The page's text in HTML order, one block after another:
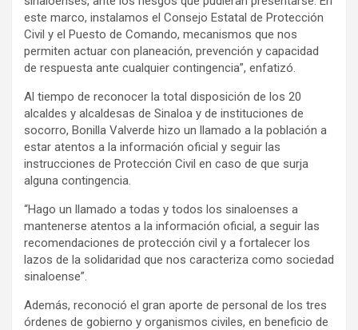
este marco, instalamos el Consejo Estatal de Protección
Civil y el Puesto de Comando, mecanismos que nos
permiten actuar con planeación, prevención y capacidad
de respuesta ante cualquier contingencia”, enfatizó.
Al tiempo de reconocer la total disposición de los 20
alcaldes y alcaldesas de Sinaloa y de instituciones de
socorro, Bonilla Valverde hizo un llamado a la población a
estar atentos a la información oficial y seguir las
instrucciones de Protección Civil en caso de que surja
alguna contingencia.
“Hago un llamado a todas y todos los sinaloenses a
mantenerse atentos a la información oficial, a seguir las
recomendaciones de protección civil y a fortalecer los
lazos de la solidaridad que nos caracteriza como sociedad
sinaloense”.
Además, reconoció el gran aporte de personal de los tres
órdenes de gobierno y organismos civiles, en beneficio de